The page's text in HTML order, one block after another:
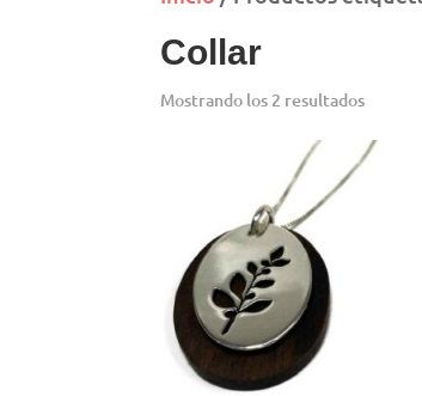
Collar
Mostrando los 2 resultados